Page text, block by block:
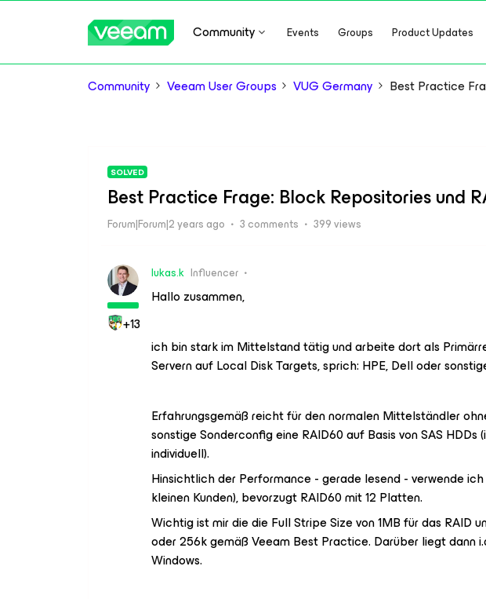
Community Events Groups Product Updates
Community Veeam User Groups VUG Germany Best Practice
SOLVED
Best Practice Frage: Block Repositories und
Forum|Forum|2 years ago 3 comments 399 views
+13
lukas.k Influencer
Hallo zusammen,
ich bin stark im Mittelstand tätig und arbeite dort als
Servern auf Local Disk Targets, sprich: HPE, Dell oder
Erfahrungsgemäß reicht für den normalen Mittelständler
sonstige Sonderconfig eine RAID60 auf Basis von SAS
individuell).
Hinsichtlich der Performance - gerade lesend - verwende
kleinen Kunden), bevorzugt RAID60 mit 12 Platten.
Wichtig ist mir die die Full Stripe Size von 1MB für das RAID
oder 256k gemäß Veeam Best Practice. Darüber liegt dann
Windows.